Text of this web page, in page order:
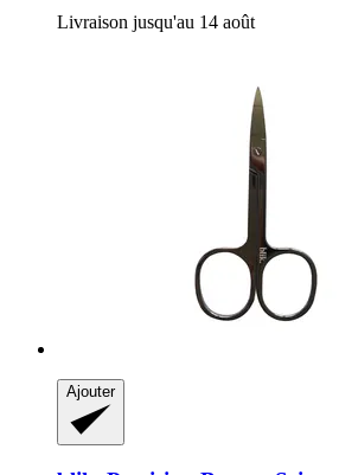
Livraison jusqu'au 14 août
Ajouter